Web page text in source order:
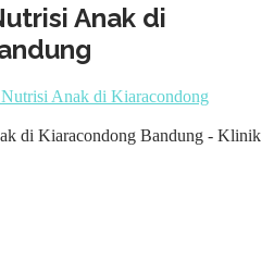
Anak di
Anak di Kiaracondong